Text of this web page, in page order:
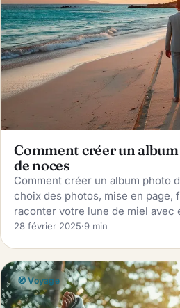
Comment créer un
de noces
Comment créer un album photo
choix des photos, mise en page,
raconter votre lune de miel avec
28 février 2025·9 min
🧭 Voyage